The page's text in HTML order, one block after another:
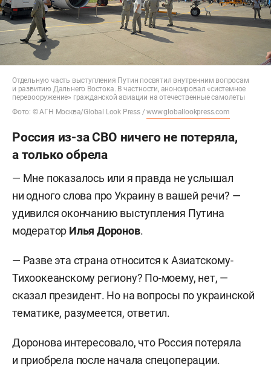
Отдельную часть выступления Путин посвятил внутренним вопросам
и развитию Дальнего Востока. В частности, анонсировал «системное
перевооружение» гражданской авиации на отечественные самолеты
Фото: © АГН Москва/Global Look Press /www.globallookpress.com
Россия из-за СВО ничего не потеряла,
а только обрела
— Мне показалось или я правда не услышал
ни одного слова про Украину в вашей речи? —
удивился окончанию выступления Путина
модератор Илья Доронов.
— Разве эта страна относится к Азиатскому-
Тихоокеанскому региону? По-моему, нет, —
сказал президент. Но на вопросы по украинской
тематике, разумеется, ответил.
Доронова интересовало, что Россия потеряла
и приобрела после начала спецоперации.